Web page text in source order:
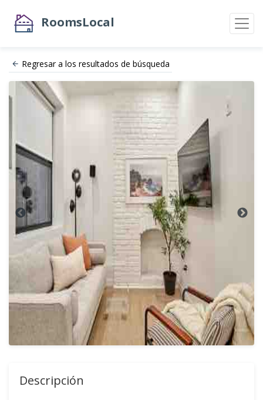
RoomsLocal
Regresar a los resultados de búsqueda
Descripción